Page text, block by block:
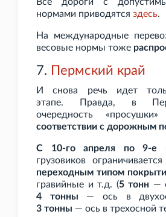
нормами приводятся здесь.
На международные
весовые нормы тоже
7. Пермский край
И снова речь идет
этапе.
Правда, в
очередность
соответствии с дорожным
С 10-го апреля по 9-е
грузовиков
переходным типом
гравийные и т.д. (5 тонн —
4
тонны — ось в
3 тонны — ось в трехосной